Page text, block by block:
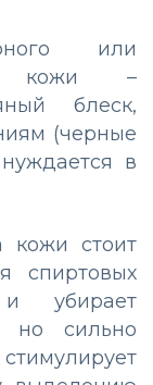
или
кожи –
блеск,
(черные
в
кожи стоит
спиртовых
убирает
но сильно